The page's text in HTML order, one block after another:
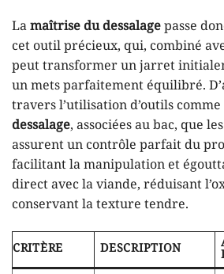
Lamaîtrise du dessalagepasse
cet outil précieux, qui, combiné
peut transformer un jarret
un mets parfaitement équilibré.
travers l’utilisation d’outils comme
dessalage, associées au bac, que
assurent un contrôle parfait du
facilitant la manipulation et
direct avec la viande, réduisant
conservant la texture tendre.
CRITÈRE DESCRIPTION